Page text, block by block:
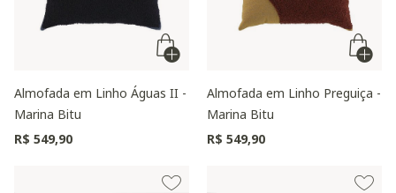
Almofada em Linho Águas II -
Marina Bitu
R$ 549,90
Almofada em Linho Preguiça -
Marina Bitu
R$ 549,90